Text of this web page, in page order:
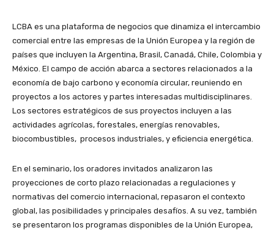
LCBA es una plataforma de negocios que dinamiza el intercambio
comercial entre las empresas de la Unión Europea y la región de
países que incluyen la Argentina, Brasil, Canadá, Chile, Colombia y
México. El campo de acción abarca a sectores relacionados a la
economía de bajo carbono y economía circular, reuniendo en
proyectos a los actores y partes interesadas multidisciplinares.
Los sectores estratégicos de sus proyectos incluyen a las
actividades agrícolas, forestales, energías renovables,
biocombustibles, procesos industriales, y eficiencia energética.
En el seminario, los oradores invitados analizaron las
proyecciones de corto plazo relacionadas a regulaciones y
normativas del comercio internacional, repasaron el contexto
global, las posibilidades y principales desafíos. A su vez, también
se presentaron los programas disponibles de la Unión Europea,